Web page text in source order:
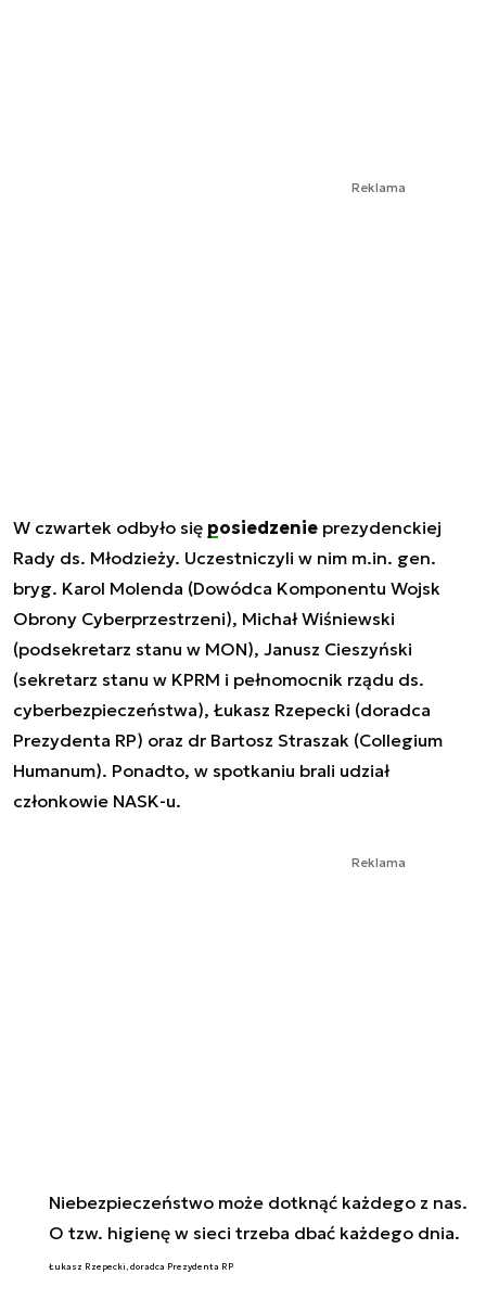
Reklama
W czwartek odbyło się posiedzenie prezydenckiej
Rady ds. Młodzieży. Uczestniczyli w nim m.in. gen.
bryg. Karol Molenda (Dowódca Komponentu Wojsk
Obrony Cyberprzestrzeni), Michał Wiśniewski
(podsekretarz stanu w MON), Janusz Cieszyński
(sekretarz stanu w KPRM i pełnomocnik rządu ds.
cyberbezpieczeństwa), Łukasz Rzepecki (doradca
Prezydenta RP) oraz dr Bartosz Straszak (Collegium
Humanum). Ponadto, w spotkaniu brali udział
członkowie NASK-u.
Reklama
Niebezpieczeństwo może dotknąć każdego z nas.
O tzw. higienę w sieci trzeba dbać każdego dnia.
Łukasz Rzepecki, doradca Prezydenta RP